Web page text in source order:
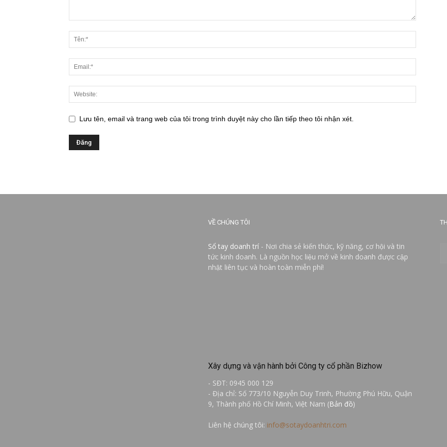
Lưu tên, email và trang web của tôi trong trình duyệt này cho lần tiếp theo tôi nhận xét.
VỀ CHÚNG TÔI
Sổ tay doanh trí - Nơi chia sẻ kiến thức, kỹ năng, cơ hội và tin
tức kinh doanh. Là nguồn học liệu mở về kinh doanh được cập
nhật liên tục và hoàn toàn miễn phí!
Xây dựng và vận hành bởi Công ty cổ phần Bizhow
- SĐT: 0945 000 129
- Địa chỉ: Số 773/10 Nguyễn Duy Trinh, Phường Phú Hữu, Quận
9, Thành phố Hồ Chí Minh, Việt Nam (Bản đồ)
Liên hệ chúng tôi: info@sotaydoanhtri.com